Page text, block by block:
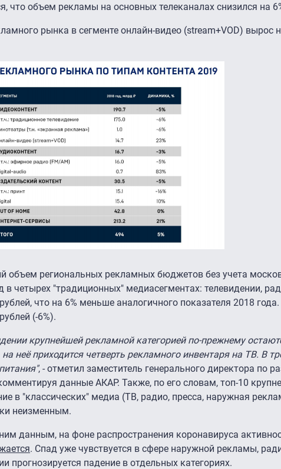
что объем рекламы на основных телеканалах снизился на
рынка в сегменте онлайн-видео (stream+VOD) вырос
объем региональных рекламных бюджетов без учета
в четырех "традиционных" медиасегментах: телевидении,
что на 6% меньше аналогичного показателя 2018
(-6%).
крупнейшей рекламной категорией по-прежнему
неё приходится четверть рекламного инвентаря на ТВ. В
, - отметил заместитель генерального директора по
данные АКАР. Также, по его словам, топ-10
в "классических" медиа (ТВ, радио, пресса, наружная
неизменным.
данным, на фоне распространения коронавируса
. Спад уже чувствуется в сфере наружной рекламы,
прогнозируется падение в отдельных категориях.